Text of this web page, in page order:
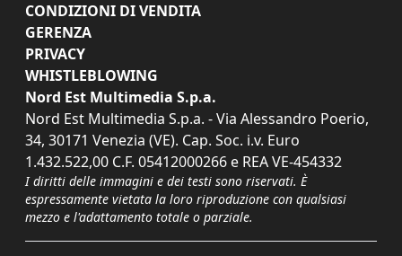
CONDIZIONI DI VENDITA
GERENZA
PRIVACY
WHISTLEBLOWING
Nord Est Multimedia S.p.a.
Nord Est Multimedia S.p.a. - Via Alessandro Poerio,
34, 30171 Venezia (VE). Cap. Soc. i.v. Euro
1.432.522,00 C.F. 05412000266 e REA VE-454332
I diritti delle immagini e dei testi sono riservati. È
espressamente vietata la loro riproduzione con qualsiasi
mezzo e l'adattamento totale o parziale.